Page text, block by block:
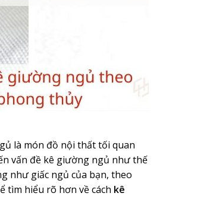
là món đồ nội thất tối quan
vấn đề kê giường ngủ như thế
như giấc ngủ của bạn, theo
tìm hiểu rõ hơn về cách kê